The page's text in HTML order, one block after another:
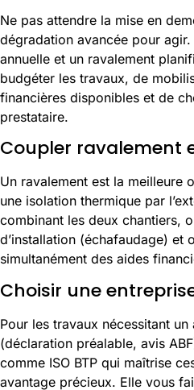
Ne pas attendre la mise en
dégradation avancée pour
annuelle et un ravalement
budgéter les travaux, de
financières disponibles et de
prestataire.
Coupler ravalement
Un ravalement est la meilleure
une isolation thermique par
combinant les deux chantiers,
d’installation (échafaudage) et
simultanément des aides
Choisir une
Pour les travaux nécessitant
(déclaration préalable, avis
comme ISO BTP qui maîtrise
avantage précieux. Elle vous